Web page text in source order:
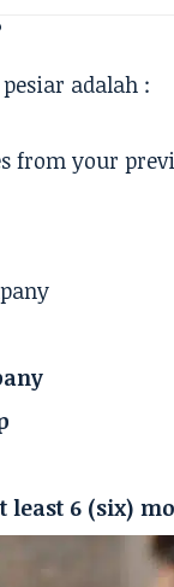
adalah :
from your
6 (six)